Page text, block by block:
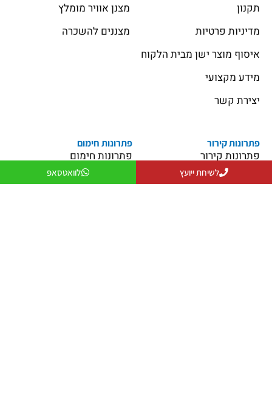
תקנון
מדיניות פרטיות
איסוף מוצר ישן מבית הלקוח
מידע מקצועי
יצירת קשר
מצנן אוויר מומלץ
מצננים להשכרה
פתרונות קירור
פתרונות קירור
פתרונות אוורור
פתרונות חימום
פתרונות חימום
לשיחת ייועץ לוואטסאפ